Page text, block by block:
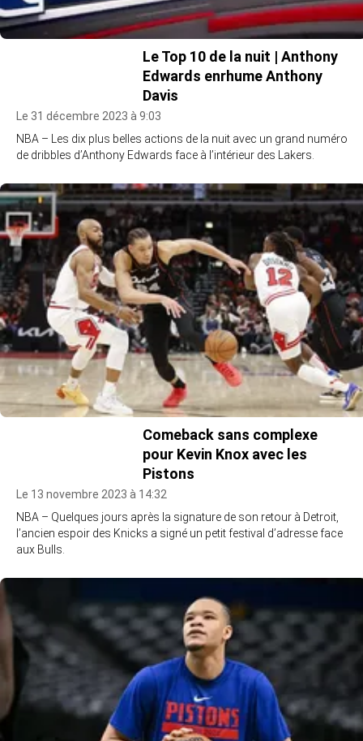
Le Top 10 de la nuit | Anthony
Edwards enrhume Anthony
Davis
Le 31 décembre 2023 à 9:03
NBA – Les dix plus belles actions de la nuit avec un grand numéro
de dribbles d’Anthony Edwards face à l’intérieur des Lakers.
Comeback sans complexe
pour Kevin Knox avec les
Pistons
Le 13 novembre 2023 à 14:32
NBA – Quelques jours après la signature de son retour à Detroit,
l’ancien espoir des Knicks a signé un petit festival d’adresse face
aux Bulls.